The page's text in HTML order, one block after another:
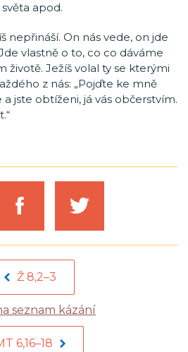
apod.
nepřináší. On nás vede, on jde
vlastně o to, co co dáváme
životě. Ježíš volal ty se kterými
z nás: „Pojďte ke mně
jste obtíženi, já vás občerstvím.
Ž 8,2–3
seznam kázání
6,16–18